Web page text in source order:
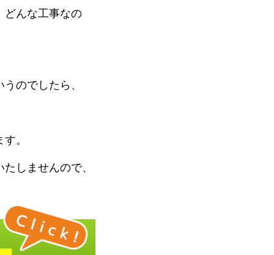
どんな工事なの
のでしたら、
。
しませんので、